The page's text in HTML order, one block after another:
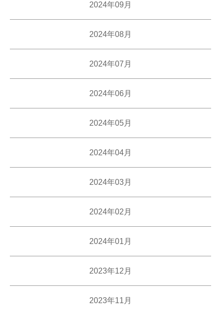
2024年09月
2024年08月
2024年07月
2024年06月
2024年05月
2024年04月
2024年03月
2024年02月
2024年01月
2023年12月
2023年11月